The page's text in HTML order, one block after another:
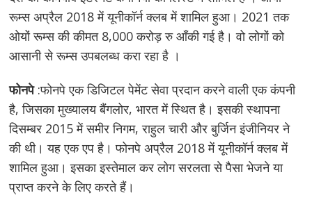
रूम्स अप्रैल 2018 में यूनीकॉर्न क्लब में शामिल हुआ। 2021 तक
ओयों रूम्स की कीमत 8,000 करोड़ रु आँकी गई है। वो लोगों को
आसानी से रूम्स उपबलब्ध करा रहा है ।
फोनपे:फोनपे एक डिजिटल पेमेंट सेवा प्रदान करने वाली एक कंपनी
है, जिसका मुख्यालय बैंगलोर, भारत में स्थित है। इसकी स्थापना
दिसम्बर 2015 में समीर निगम, राहुल चारी और बुर्जिन इंजीनियर ने
की थी। यह एक एप है। फोनपे अप्रैल 2018 में यूनीकॉर्न क्लब में
शामिल हुआ। इसका इस्तेमाल कर लोग सरलता से पैसा भेजने या
प्राप्त करने के लिए करते हैं।